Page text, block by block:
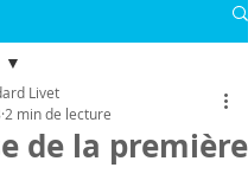
de la première
Livet
2 min de lecture